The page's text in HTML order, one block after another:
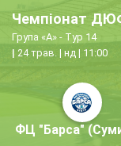
Чемпіонат
Група «А» - Тур 14
ФЦ "Барса"
24 трав. | нд | 11:00